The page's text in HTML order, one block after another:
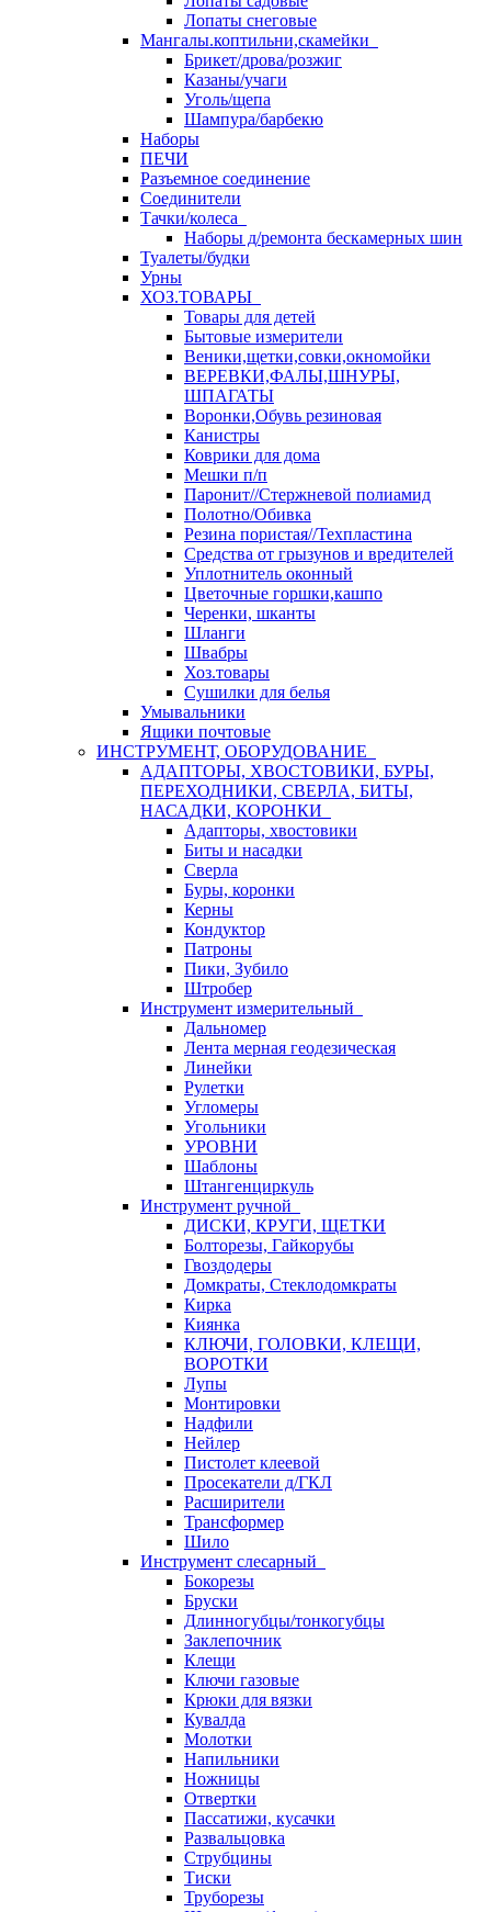
Лопаты снеговые
Мангалы.коптильни,скамейки
Брикет/дрова/розжиг
Казаны/учаги
Уголь/щепа
Шампура/барбекю
Наборы
ПЕЧИ
Разъемное соединение
Соединители
Тачки/колеса
Наборы д/ремонта бескамерных шин
Туалеты/будки
Урны
ХОЗ.ТОВАРЫ
Товары для детей
Бытовые измерители
Веники,щетки,совки,окномойки
ВЕРЕВКИ,ФАЛЫ,ШНУРЫ,
ШПАГАТЫ
Воронки,Обувь резиновая
Канистры
Коврики для дома
Мешки п/п
Паронит//Стержневой полиамид
Полотно/Обивка
Резина пористая//Техпластина
Средства от грызунов и вредителей
Уплотнитель оконный
Цветочные горшки,кашпо
Черенки, шканты
Шланги
Швабры
Хоз.товары
Сушилки для белья
Умывальники
Ящики почтовые
ИНСТРУМЕНТ, ОБОРУДОВАНИЕ
АДАПТОРЫ, ХВОСТОВИКИ, БУРЫ,
ПЕРЕХОДНИКИ, СВЕРЛА, БИТЫ,
НАСАДКИ, КОРОНКИ
Адапторы, хвостовики
Биты и насадки
Сверла
Буры, коронки
Керны
Кондуктор
Патроны
Пики, Зубило
Штробер
Инструмент измерительный
Дальномер
Лента мерная геодезическая
Линейки
Рулетки
Угломеры
Угольники
УРОВНИ
Шаблоны
Штангенциркуль
Инструмент ручной
ДИСКИ, КРУГИ, ЩЕТКИ
Болторезы, Гайкорубы
Гвоздодеры
Домкраты, Стеклодомкраты
Кирка
Киянка
КЛЮЧИ, ГОЛОВКИ, КЛЕЩИ,
ВОРОТКИ
Лупы
Монтировки
Надфили
Нейлер
Пистолет клеевой
Просекатели д/ГКЛ
Расширители
Трансформер
Шило
Инструмент слесарный
Бокорезы
Бруски
Длинногубцы/тонкогубцы
Заклепочник
Клещи
Ключи газовые
Крюки для вязки
Кувалда
Молотки
Напильники
Ножницы
Отвертки
Пассатижи, кусачки
Развальцовка
Струбцины
Тиски
Труборезы